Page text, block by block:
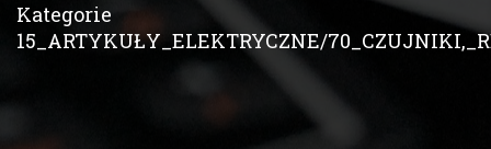
Kategorie
15_ARTYKUŁY_ELEKTRYCZNE/